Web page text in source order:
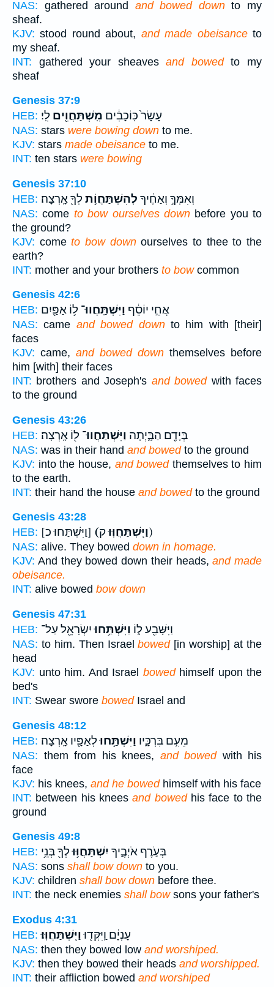
NAS: gathered around and bowed downto my
sheaf.
KJV: stood round about, and made obeisanceto
my sheaf.
INT: gathered your sheavesand bowedto my
sheaf
Genesis 37:9
HEB:
עָשָׂר֙ כּֽוֹכָבִ֔ים מִֽשְׁתַּחֲוִ֖ים לִֽי׃
NAS: stars were bowing down to me.
KJV: stars made obeisance to me.
INT: ten stars were bowing
Genesis 37:10
HEB:
וְאִמְּךָ֣ וְאַחֶ֔יךָ לְהִשְׁתַּחֲוֹ֥תלְךָ֖ אָֽרְצָה׃
NAS: come to bow ourselves downbefore you to
the ground?
KJV: cometo bow downourselves to thee to the
earth?
INT: mother and your brothers to bowcommon
Genesis 42:6
HEB:
אֲחֵ֣י יוֹסֵ֔ף וַיִּשְׁתַּֽחֲווּ־ ל֥וֹ אַפַּ֖יִם
NAS: came and bowed downto him with [their]
faces
KJV: came, and bowed down themselves before
him [with] their faces
INT: brothers and Joseph's and bowedwith faces
to the ground
Genesis 43:26
HEB:
בְּיָדָ֖ם הַבָּ֑יְתָה וַיִּשְׁתַּחֲווּ־ ל֖וֹ אָֽרְצָה׃
NAS: was in their hand and bowedto the ground
KJV: into the house, and bowedthemselves to him
to the earth.
INT: their hand the house and bowedto the ground
Genesis 43:28
HEB:
[וַיִּשְׁתַּחוּ כ] (וַיִּֽשְׁתַּחֲוּֽוּק)
NAS: alive. They bowed down in homage.
KJV: And they bowed down their heads,and made
obeisance.
INT: alive bowed bow down
Genesis 47:31
HEB:
וַיִּשָּׁבַ֖ע ל֑וֹ וַיִּשְׁתַּ֥חוּיִשְׂרָאֵ֖ל עַל־
NAS: to him. Then Israelbowed[in worship] at the
head
KJV: unto him. And Israel bowedhimself upon the
bed's
INT: Swear swore bowedIsrael and
Genesis 48:12
HEB:
מֵעִ֣ם בִּרְכָּ֑יו וַיִּשְׁתַּ֥חוּלְאַפָּ֖יו אָֽרְצָה׃
NAS: them from his knees, and bowedwith his
face
KJV: his knees, and he bowedhimself with his face
INT: between his kneesand bowedhis face to the
ground
Genesis 49:8
HEB:
בְּעֹ֣רֶף אֹיְבֶ֑יךָ יִשְׁתַּחֲוּ֥וּלְךָ֖ בְּנֵ֥י
NAS: sons shall bow down to you.
KJV: children shall bow down before thee.
INT: the neck enemies shall bowsons your father's
Exodus 4:31
HEB:
עָנְיָ֔ם וַֽיִּקְּד֖וּוַיִּֽשְׁתַּחֲוּֽוּ׃
NAS: then they bowed low and worshiped.
KJV: then they bowed their heads and worshipped.
INT: their affliction bowed and worshiped